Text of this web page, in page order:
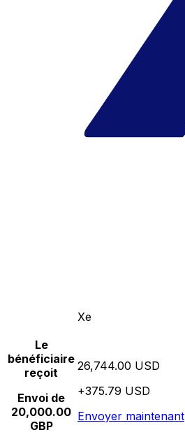
Xe
Le
bénéficiaire
reçoit
Envoi de
20,000.00
GBP
26,744.00 USD
+375.79 USD
Envoyer maintenant